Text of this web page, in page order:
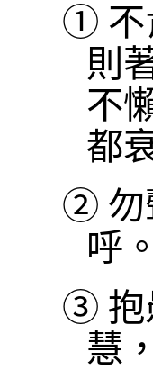
①
則
不
都
②
呼。
③
慧